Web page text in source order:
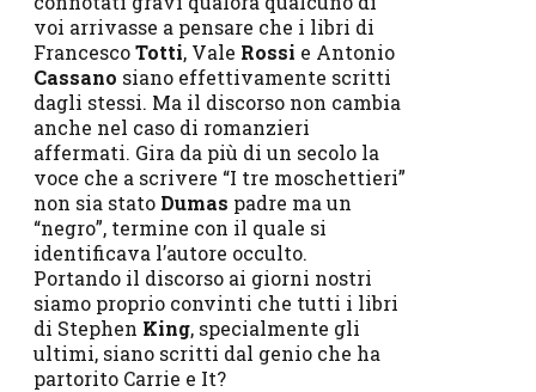
voi arrivasse a pensare che i libri di
FrancescoTotti, Vale Rossi e Antonio
Cassano siano effettivamente scritti
dagli stessi. Ma il discorso non cambia
anche nel caso di romanzieri
affermati. Gira da più di un secolo la
voce che a scrivere “I tre moschettieri”
non sia stato Dumas padre ma un
“negro”, termine con il quale si
identificava l’autore occulto.
Portando il discorso ai giorni nostri
siamo proprio convinti che tutti i libri
di Stephen King, specialmente gli
ultimi, siano scritti dal genio che ha
partorito Carrie e It?